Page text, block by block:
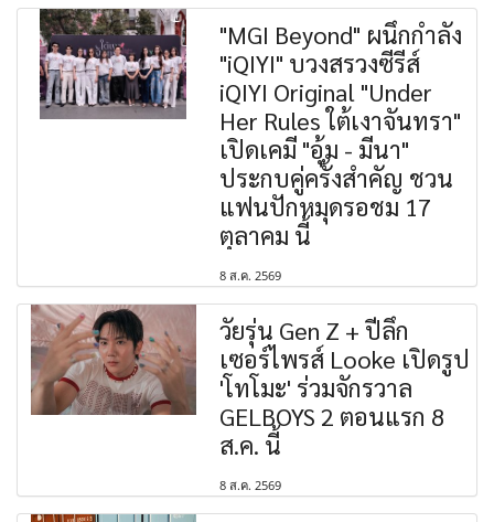
"MGI Beyond" ผนึกกำลัง
"iQIYI" บวงสรวงซีรีส์
iQIYI Original "Under
Her Rules ใต้เงาจันทรา"
เปิดเคมี "อุ้ม - มีนา"
ประกบคู่ครั้งสำคัญ ชวน
แฟนปักหมุดรอชม 17
ตุลาคม นี้
8 ส.ค. 2569
วัยรุ่น Gen Z + ปีลึก
เซอร์ไพรส์ Looke เปิดรูป
'โทโมะ' ร่วมจักรวาล
GELBOYS 2 ตอนแรก 8
ส.ค. นี้
8 ส.ค. 2569